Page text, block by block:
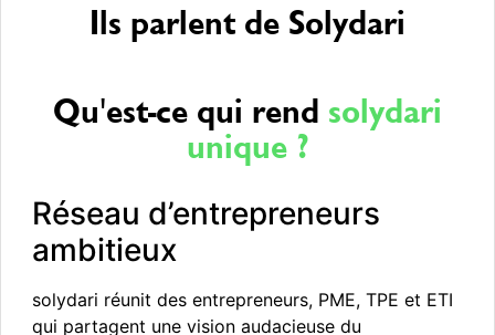
Ils parlent de Solydari
Qu'est-ce qui rend solydari
unique ?
Réseau d’entrepreneurs
ambitieux
solydari réunit des entrepreneurs, PME, TPE et ETI
qui partagent une vision audacieuse du